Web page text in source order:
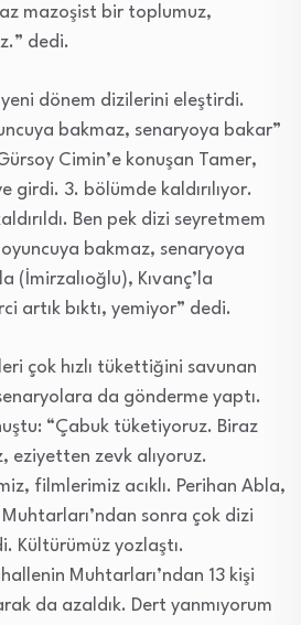
mazoşist bir toplumuz,
dedi.
dönem dizilerini eleştirdi.
bakmaz, senaryoya bakar”
Cimin’e konuşan Tamer,
girdi. 3. bölümde kaldırılıyor.
Ben pek dizi seyretmem
bakmaz, senaryoya
(İmirzalıoğlu), Kıvanç’la
artık bıktı, yemiyor” dedi.
çok hızlı tükettiğini savunan
da gönderme yaptı.
“Çabuk tüketiyoruz. Biraz
eziyetten zevk alıyoruz.
filmlerimiz acıklı. Perihan Abla,
sonra çok dizi
Kültürümüz yozlaştı.
Muhtarları’ndan 13 kişi
da azaldık. Dert yanmıyorum